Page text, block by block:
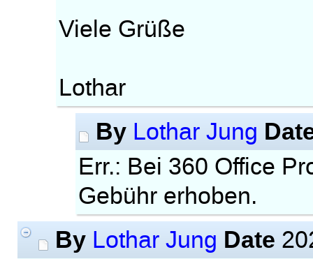
Viele Grüße
Lothar
By Lothar Jung
Err.: Bei 360 Office
Gebühr erhoben.
By Lothar Jung Date